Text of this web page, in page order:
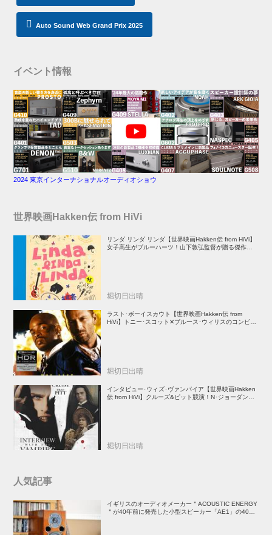
Auto Sound Web Grand Prix 2025
イベント情報
2024 東京インターナショナルオーディオショウ
世界映画Hakken伝 from HiVi
リンダ リンダ リンダ【世界映画Hakken伝 from HiVi】
女子高生がブルーハーツ！山下敦弘監督が贈る傑作青春
堀切日出晴
ラスト･ボーイスカウト【世界映画Hakken伝 from
HiVi】トニー･スコット✕ブルース･ウィリスのコンビが
堀切日出晴
インタビュー･ウィズ･ヴァンパイア【世界映画Hakken
伝 from HiVi】クルーズ&ピット競演！N･ジョーダン監
堀切日出晴
人気記事
イギリスのオーディオメーカー＂ACOUSTIC ENERGY
＂が40年前に発売した小型スピーカー「AE1」の40周